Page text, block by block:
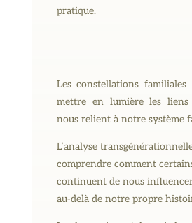
pratique.
Les constellations familiales
mettre en lumière les
nous relient à notre système
L’analyse
comprendre comment
continuent de nous
au-delà de notre propre